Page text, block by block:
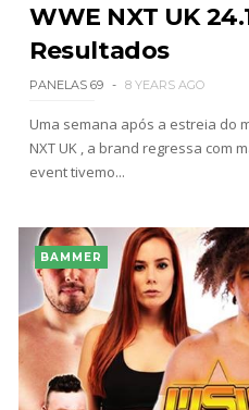
WWE NXT UK
Resultados
PANELAS 69 8 YEARS AGO
Uma semana após a estreia do
NXT UK , a brand regressa com
event tivemo...
BAMMER